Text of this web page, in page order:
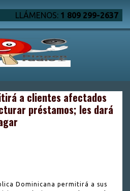
LLÁMENOS: 1 809 299-2637
a clientes afectados
préstamos; les dará
Dominicana permitirá a sus